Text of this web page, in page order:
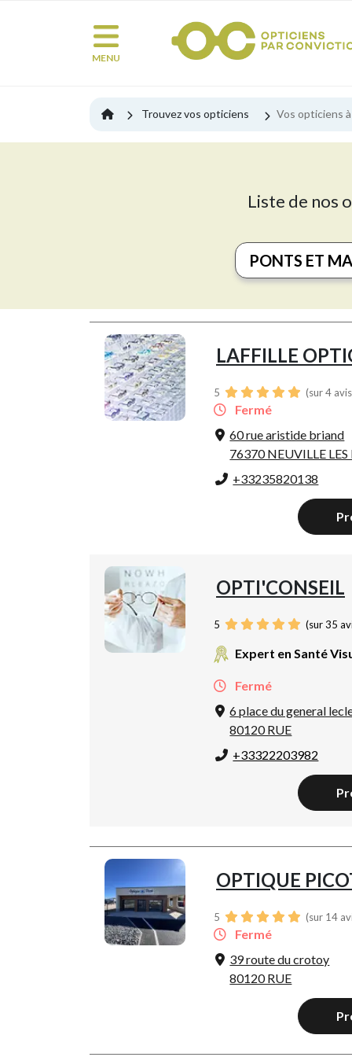
MENU
Trouvez vos opticiens Vos opticiens
Liste de nos
LAFFILLE
5 (sur 4
Fermé
60 rue aristide briand
76370 NEUVILLE LES
+33235820138
OPTI'CONSEIL
5 (sur 35
Expert en Santé
Fermé
6 place du general
80120 RUE
+33322203982
OPTIQUE
5 (sur 14
Fermé
39 route du crotoy
80120 RUE